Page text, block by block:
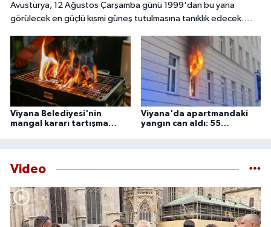
Avusturya, 12 Ağustos Çarşamba günü 1999'dan bu yana
görülecek en güçlü kısmi güneş tutulmasına tanıklık edecek.
85 ila 89'unun Ay tarafından örtüleceği bu nadir doğa olayını
izlemek için çeşitli noktalarda bir araya gelecek.
Viyana Belediyesi'nin
mangal kararı tartışma
Viyana'da apartmandaki
yangın can aldı: 55
Video